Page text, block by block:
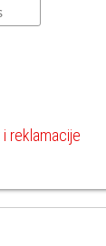
reklamacije